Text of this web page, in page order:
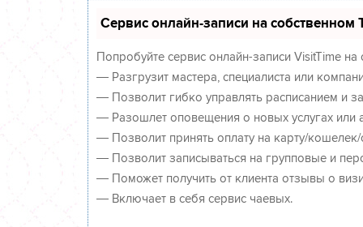
Сервис онлайн-записи на собственном
Попробуйте сервис онлайн-записи VisitTime
— Разгрузит мастера, специалиста или
— Позволит гибко управлять расписанием и
— Разошлет оповещения о новых услугах или
— Позволит принять оплату на карту/кошелек/
— Позволит записываться на групповые и
— Поможет получить от клиента отзывы о
— Включает в себя сервис чаевых.